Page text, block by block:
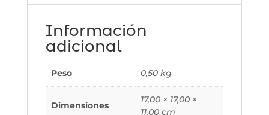
Información
adicional
Peso 0,50 kg
Dimensiones
17,00 × 17,00 ×
11,00 cm